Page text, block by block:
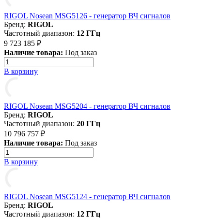
RIGOL Nosean MSG5126 - генератор ВЧ сигналов
Бренд: RIGOL
Частотный диапазон: 12 ГГц
9 723 185 ₽
Наличие товара: Под заказ
В корзину
RIGOL Nosean MSG5204 - генератор ВЧ сигналов
Бренд: RIGOL
Частотный диапазон: 20 ГГц
10 796 757 ₽
Наличие товара: Под заказ
В корзину
RIGOL Nosean MSG5124 - генератор ВЧ сигналов
Бренд: RIGOL
Частотный диапазон: 12 ГГц